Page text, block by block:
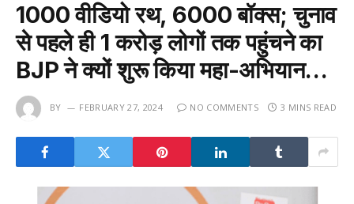
1000 वीडियो रथ, 6000 बॉक्स; चुनाव
से पहले ही 1 करोड़ लोगों तक पहुंचने का
BJP ने क्यों शुरू किया महा-अभियान…
BY FEBRUARY 27, 2024 NO COMMENTS 3 MINS READ